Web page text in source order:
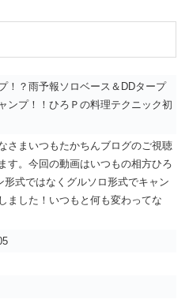
！？雨予報ソロベース＆DDタープ
ンプ！！ひろＰの料理テクニック初
さまいつもたかちんブログのご視聴
す。今回の動画はいつもの相方ひろ
形式ではなくグルソロ形式でキャン
ました！いつもと何も変わってな